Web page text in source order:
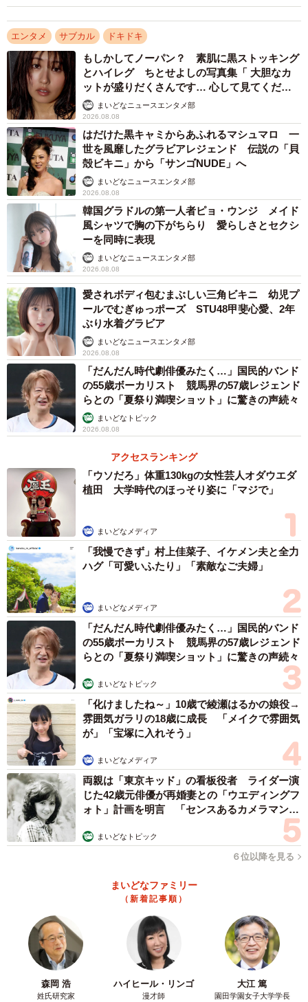
最初に聞いたときは信じられず、「撮影が始まるまで信
じない！」と
マネージャーさんに言っていたほどです（笑）。
こうして無事に発売されることをとてもうれしく思いま
す。
20代最後の私を写真集という形で残せるなんて本当に幸
せです。
そしてそれはすべて応援してくださっているみなさんの
おかげです。
何度でも言いますが、みなさん大好きです。ありがと
う。
【夏本あさみさんプロフィール】
生年月日：1993年7月1日
出身：京都府
血液型：O型
身長：154cm
サイズ：B82、W56、H82、S23.5cm
趣味：ワンちゃんとお出かけ、乗馬
特技：スポーツ、着付け、料理、ネイル（検定3級）、メイ
ク（資格あり）、認定エステティシャン
【写真集情報】
著者：夏本あさみ
撮影：たむらとも
定価：本体3000円+税
仕様：A4判128ページ
ISBN：978-4-04-606219-2
発行：株式会社KADOKAWA
発売日：2023年6月30日（金）
※各種ストア限定特典もあります。
エンタメ サブカル ドキドキ
もしかしてノーパン？ 素肌に黒ストッキング
とハイレグ ちとせよしの写真集「 大胆なカ
ットが盛りだくさんです… 心して見てくださ
い」まいどなニュースエンタメ部
2026.08.08
はだけた黒キャミからあふれるマシュマロ 一
世を風靡したグラビアレジェンド 伝説の「貝
殻ビキニ」から「サンゴNUDE」へ
まいどなニュースエンタメ部
2026.08.08
韓国グラドルの第一人者ピョ・ウンジ メイド
風シャツで胸の下がちらり 愛らしさとセクシ
ーを同時に表現
まいどなニュースエンタメ部
2026.08.08
愛されボディ包むまぶしい三角ビキニ 幼児プ
ールでむぎゅっポーズ STU48甲斐心愛、2年
ぶり水着グラビア
まいどなニュースエンタメ部
2026.08.08
「だんだん時代劇俳優みたく…」国民的バンド
の55歳ボーカリスト 競馬界の57歳レジェンド
らとの「夏祭り満喫ショット」に驚きの声続々
まいどなトピック
2026.08.08
アクセスランキング
「ウソだろ」体重130kgの女性芸人オダウエダ
植田 大学時代のほっそり姿に「マジで」
まいどなメディア
「我慢できず」村上佳菜子、イケメン夫と全力
ハグ「可愛いふたり」「素敵なご夫婦」
まいどなメディア
「だんだん時代劇俳優みたく…」国民的バンド
の55歳ボーカリスト 競馬界の57歳レジェンド
らとの「夏祭り満喫ショット」に驚きの声続々
まいどなトピック
「化けましたね～」10歳で綾瀬はるかの娘役→
雰囲気ガラリの18歳に成長 「メイクで雰囲気
が」「宝塚に入れそう」
まいどなメディア
両親は「東京キッド」の看板役者 ライダー演
じた42歳元俳優が再婚妻との「ウエディングフ
ォト」計画を明言 「センスあるカメラマン求
まいどなトピック
６位以降を見る
まいどなファミリー
（新着記事順）
森岡 浩
姓氏研究家
ハイヒール・リンゴ
漫才師
大江 篤
園田学園女子大学学長